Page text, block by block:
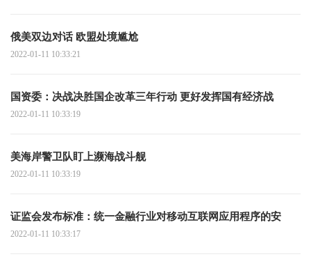
俄美双边对话 欧盟处境尴尬
2022-01-11 10:33:21
国资委：决战决胜国企改革三年行动 更好发挥国有经济战
2022-01-11 10:33:19
美海岸警卫队盯上濒海战斗舰
2022-01-11 10:33:19
证监会发布标准：统一金融行业对移动互联网应用程序的安
2022-01-11 10:33:17